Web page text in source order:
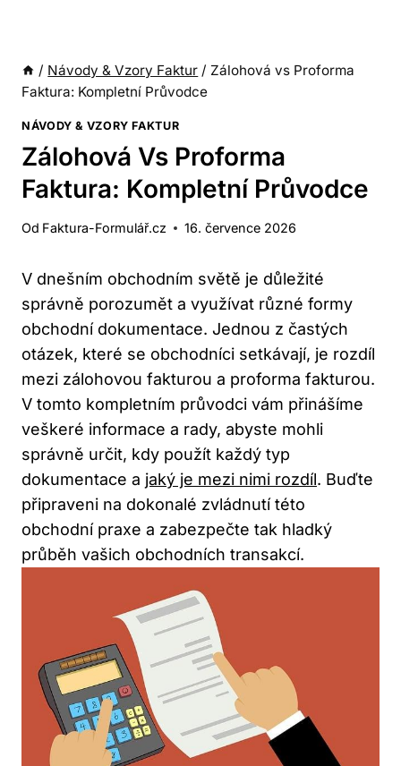
/ Návody & Vzory Faktur / Zálohová vs Proforma
Faktura: Kompletní Průvodce
NÁVODY & VZORY FAKTUR
Zálohová Vs Proforma
Faktura: Kompletní Průvodce
Od Faktura-Formulář.cz 16. července 2026
V dnešním obchodním světě je důležité
správně porozumět a využívat různé formy
obchodní dokumentace. Jednou z častých
otázek, které se obchodníci setkávají, je rozdíl
mezi zálohovou fakturou a proforma fakturou.
V tomto kompletním průvodci vám přinášíme
veškeré informace a rady, abyste mohli
správně určit, kdy použít každý typ
dokumentace a jaký je mezi nimi rozdíl. Buďte
připraveni na dokonalé zvládnutí této
obchodní praxe a zabezpečte tak hladký
průběh vašich obchodních transakcí.